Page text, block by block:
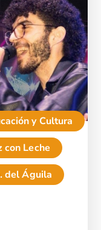
y Cultura
con Leche
del Águila